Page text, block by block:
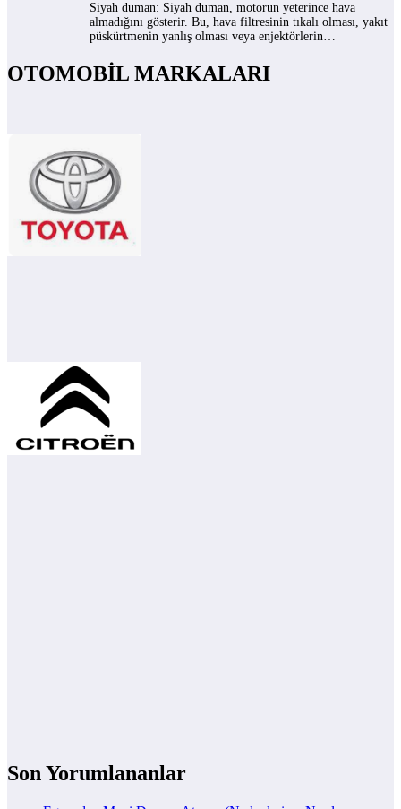
Siyah duman: Siyah duman, motorun yeterince hava
almadığını gösterir. Bu, hava filtresinin tıkalı olması, yakıt
püskürtmenin yanlış olması veya enjektörlerin…
OTOMOBİL MARKALARI
Son Yorumlananlar